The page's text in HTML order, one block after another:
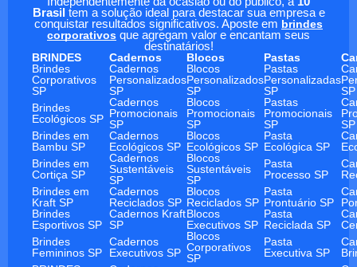
Brasil tem a solução ideal para destacar sua empresa e
conquistar resultados significativos. Aposte em brindes
corporativos que agregam valor e encantam seus
destinatários!
BRINDES
Cadernos Blocos Pastas
Brindes
Corporativos
SP
Cadernos
Personalizados
SP
Blocos
Personalizados
SP
Pastas
Personalizadas
SP
SP
Brindes
Ecológicos SP
Cadernos
Promocionais
SP
Blocos
Promocionais
SP
Pastas
Promocionais
SP
SP
Brindes em
Bambu SP
Cadernos
Ecológicos SP
Blocos
Ecológicos SP
Pasta
Ecológica SP
Brindes em
Cortiça SP
Cadernos
Sustentáveis
SP
Blocos
Sustentáveis
SP
Pasta
Processo SP
Brindes em
Kraft SP
Cadernos
Reciclados SP
Blocos
Reciclados SP
Pasta
Prontuário SP
Brindes
Esportivos SP
Cadernos Kraft
SP
Blocos
Executivos SP
Pasta
Reciclada SP
Brindes
Femininos SP
Cadernos
Executivos SP
Blocos
Corporativos
SP
Pasta
Executiva SP